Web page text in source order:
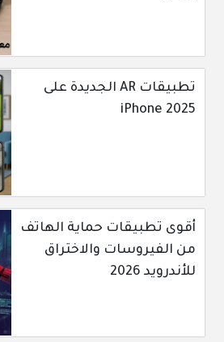
تطبيقات AR الجديدة على
iPhone 2025
أقوى تطبيقات حماية الهاتف
من الفيروسات والاختراق
للأندرويد 2026